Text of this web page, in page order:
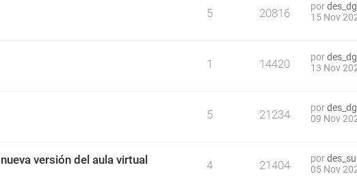
5 20816 por
15 Nov
1 14420 por
13 Nov
5 21234 por
09 Nov
versión del aula virtual 4 21404 por
05 Nov